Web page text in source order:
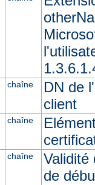
chaîne
DN de
client
chaîne
chaîne
Validité
de